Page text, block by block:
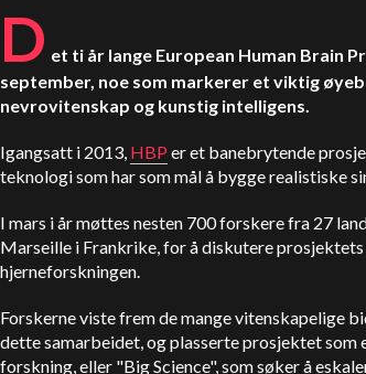
D et ti år lange European Human Brain
september, noe som markerer et viktig
nevrovitenskap og kunstig intelligens.
Igangsatt i 2013, HBP er et banebrytende
teknologi som har som mål å bygge realistiske
I mars i år møttes nesten 700 forskere fra 27
Marseille i Frankrike,for å diskutere
hjerneforskningen.
Forskerne viste frem de mange vitenskapelige
dette samarbeidet, og plasserte prosjektet som
forskning, eller "Big Science", som søker å